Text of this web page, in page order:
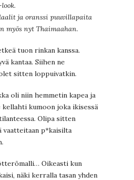
ja oranssi puuvillapaita
myös nyt Thaimaahan.
tuon rinkan kanssa.
kantaa. Siihen ne
sitten loppuivatkin.
oli niin hemmetin kapea ja
kumoon joka ikisessä
Olipa sitten
vaatteitaan p*kaisilta
Oikeasti kun
näki kerralla tasan yhden